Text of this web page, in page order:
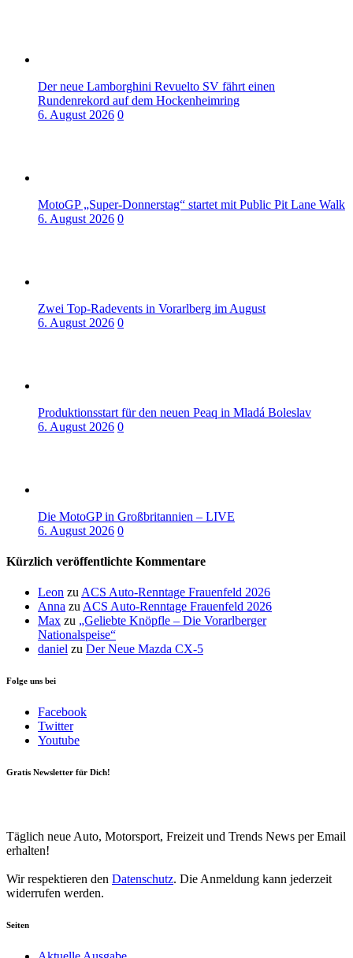
Der neue Lamborghini Revuelto SV fährt einen
Rundenrekord auf dem Hockenheimring
6. August 2026 0
MotoGP „Super-Donnerstag“ startet mit Public Pit Lane Walk
6. August 2026 0
Zwei Top-Radevents in Vorarlberg im August
6. August 2026 0
Produktionsstart für den neuen Peaq in Mladá Boleslav
6. August 2026 0
Die MotoGP in Großbritannien – LIVE
6. August 2026 0
Kürzlich veröffentlichte Kommentare
Leon zuACS Auto-Renntage Frauenfeld 2026
Anna zuACS Auto-Renntage Frauenfeld 2026
Max zu „Geliebte Knöpfle – Die Vorarlberger
Nationalspeise“
daniel zu Der Neue Mazda CX-5
Folge uns bei
Facebook
Twitter
Youtube
Gratis Newsletter für Dich!
Täglich neue Auto, Motorsport, Freizeit und Trends News per Email
erhalten!
Wir respektieren den Datenschutz. Die Anmeldung kann jederzeit
widerrufen werden.
Seiten